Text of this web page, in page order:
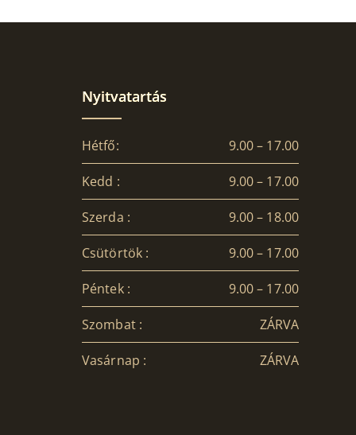
Nyitvatartás
Hétfő: 9.00 – 17.00
Kedd : 9.00 – 17.00
Szerda : 9.00 – 18.00
Csütörtök : 9.00 – 17.00
Péntek : 9.00 – 17.00
Szombat : ZÁRVA
Vasárnap : ZÁRVA